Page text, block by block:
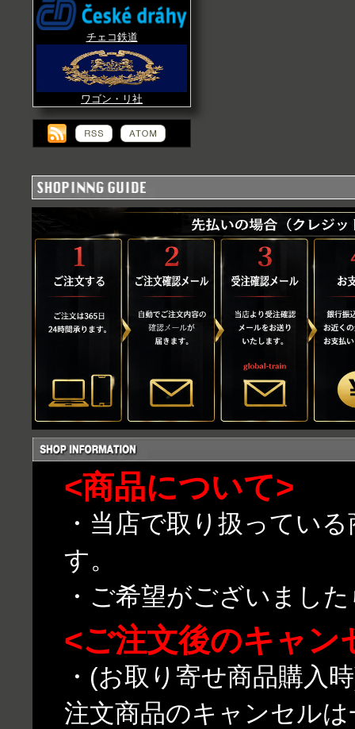
チェコ鉄道
ワゴン・リ社
<商品について>
・当店で取り扱ってい
す。
・ご希望がございまし
<ご注文後のキャン
・(お取り寄せ商品購入
注文商品のキャンセル